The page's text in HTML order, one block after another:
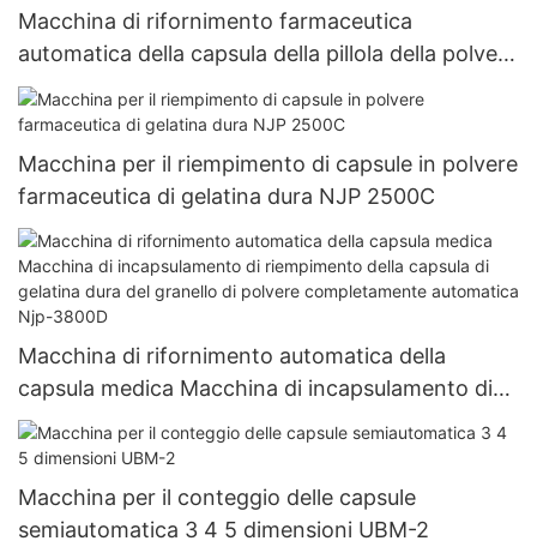
Macchina di rifornimento farmaceutica
automatica della capsula della pillola della polvere
del riempitore della capsula Vuota Macchina di
rifornimento dura della capsula della gelatina Njp
1500D
Macchina per il riempimento di capsule in polvere
farmaceutica di gelatina dura NJP 2500C
Macchina di rifornimento automatica della
capsula medica Macchina di incapsulamento di
riempimento della capsula di gelatina dura del
granello di polvere completamente automatica
Njp-3800D
Macchina per il conteggio delle capsule
semiautomatica 3 4 5 dimensioni UBM-2